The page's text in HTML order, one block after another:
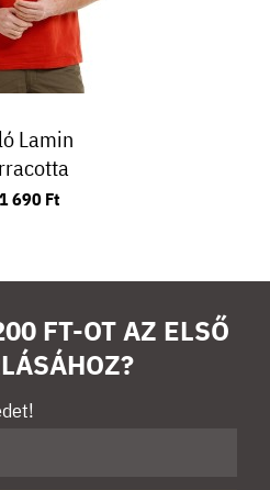
Lamin
690 Ft
FT-OT AZ ELSŐ